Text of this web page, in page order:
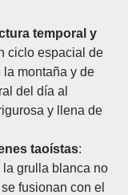
temporal y
ciclo espacial de
la montaña y de
del día al
y llena de
taoístas:
la grulla blanca no
fusionan con el